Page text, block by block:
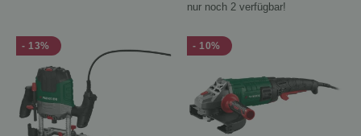
nur noch 2 verfügbar!
- 13% - 10%